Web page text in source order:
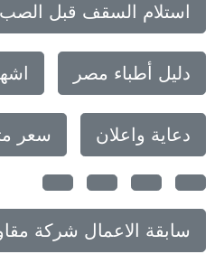
استلام السقف قبل الصب
دليل أطباء مصر
دعاية واعلان سعر
سابقة الاعمال شركة